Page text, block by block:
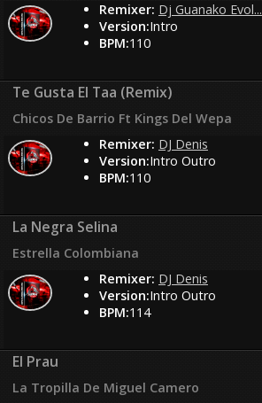
Remixer: Dj Guanako Evol...
Version:Intro
BPM:110
Te Gusta El Taa (Remix)
Chicos De Barrio Ft Kings Del Wepa
Remixer: DJ Denis
Version:Intro Outro
BPM:110
La Negra Selina
Estrella Colombiana
Remixer: DJ Denis
Version:Intro Outro
BPM:114
El Prau
La Tropilla De Miguel Camero